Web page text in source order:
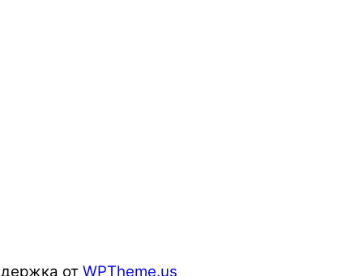
от WPTheme.us